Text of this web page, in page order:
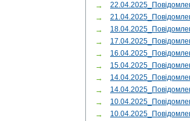
→
→
→
→
→
→
→
→
→
→